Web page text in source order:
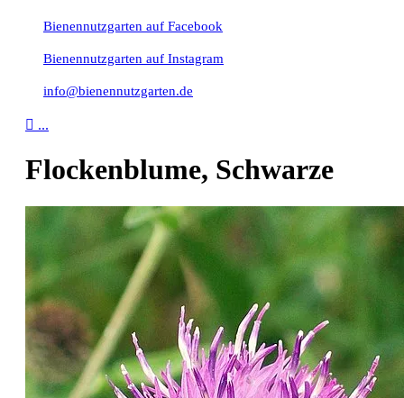
Bienennutzgarten auf Facebook
Bienennutzgarten auf Instagram
info@bienennutzgarten.de
 ...
Flockenblume, Schwarze